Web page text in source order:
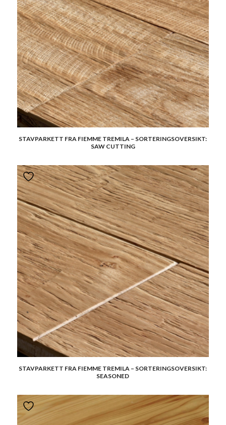
STAVPARKETT FRA FIEMME TREMILA – SORTERINGSOVERSIKT:
SAW CUTTING
STAVPARKETT FRA FIEMME TREMILA – SORTERINGSOVERSIKT:
SEASONED